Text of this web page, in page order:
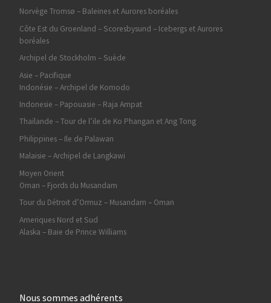
Norvège Tromsø – Baleines et Aurores boréales
Côte Est du Groenland – Scoresbysund – Icebergs et Aurores
boréales
Archipel de Stockholm – Suède
Asie – Pacifique
Indonésie – Archipel de Komodo
Indonesie – Papouasie – Raja Ampat
Thaïlande – Tour de l’ile de Ko Phangan et Ang Tong
Philippines – Ile de Palawan
Malaisie – Archipel de Langkawi
Moyen Orient
Oman – Fjords du Musandam
Tour du Détroit d’Ormuz – Musandam – Oman
Ameriques Nord et Sud
Alaska – Baie de Prince Williams
Nous sommes adhérents